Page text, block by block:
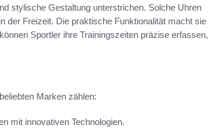
stylische Gestaltung unterstrichen. Solche Uhren
der Freizeit. Die praktische Funktionalität macht sie
Sportler ihre Trainingszeiten präzise erfassen,
Marken zählen:
mit innovativen Technologien.